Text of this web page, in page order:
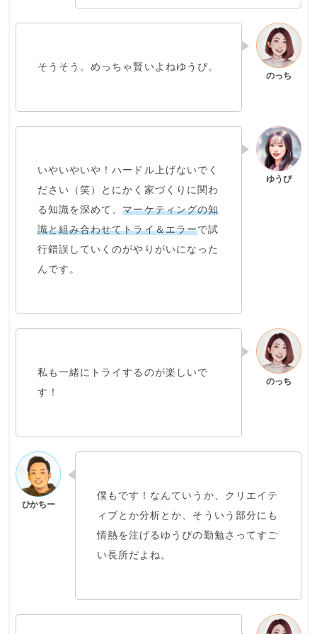
そうそう。めっちゃ賢いよねゆうぴ。
いやいやいや！ハードル上げないでく
ださい（笑）とにかく家づくりに関わ
る知識を深めて、マーケティングの知
識と組み合わせてトライ＆エラーで試
行錯誤していくのがやりがいになった
んです。
私も一緒にトライするのが楽しいで
す！
僕もです！なんていうか、クリエイテ
ィブとか分析とか、 そういう部分にも
情熱を注げるゆうぴの勤勉さ ってすご
い長所だよね。